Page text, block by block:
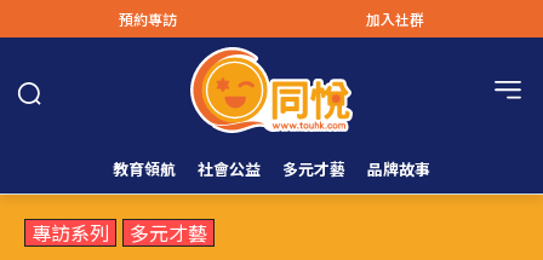
預約專訪 加入社群
教育領航 社會公益 多元才藝 品牌故事
專訪系列 多元才藝